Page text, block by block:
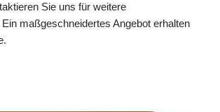
Sie uns für weitere
maßgeschneidertes Angebot erhalten